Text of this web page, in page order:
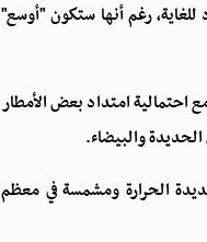
رغم أنها ستكون "أوسع"
احتمالية امتداد بعض الأمطار
والبيضاء.
الحرارة ومشمسة في معظم